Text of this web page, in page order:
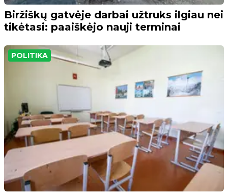
Biržiškų gatvėje darbai užtruks ilgiau nei
tikėtasi: paaiškėjo nauji terminai
POLITIKA